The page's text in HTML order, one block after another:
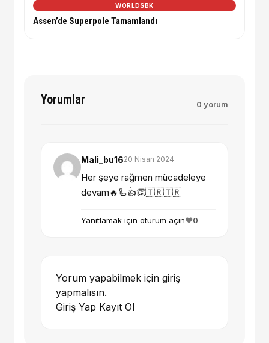
WORLDSBK
Assen’de Superpole Tamamlandı
Yorumlar 0 yorum
Mali_bu1620 Nisan 2024
Her şeye rağmen mücadeleye
devam🔥🦾👍👏🇹🇷🇹🇷
Yanıtlamak için oturum açın❤️0
Yorum yapabilmek için giriş
yapmalısın.
Giriş Yap Kayıt Ol